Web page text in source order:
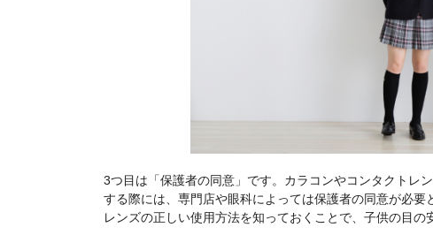
3つ目は「保護者の同意」です。カラコンやコンタクトレ
する際には、専門店や眼科によっては保護者の同意が必
レンズの正しい使用方法を知っておくことで、子供の目の